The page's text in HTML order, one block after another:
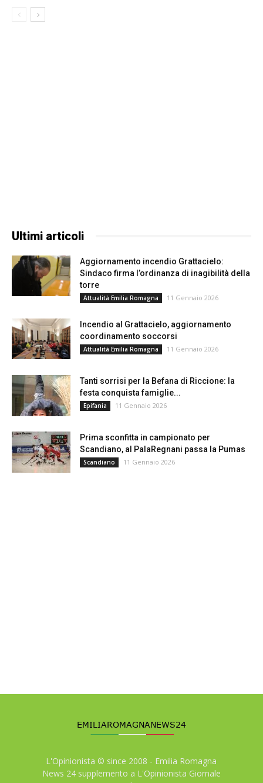
Ultimi articoli
Aggiornamento incendio Grattacielo:
Sindaco firma l’ordinanza di inagibilità della
torre
Attualità Emilia Romagna 11 Gennaio 2026
Incendio al Grattacielo, aggiornamento
coordinamento soccorsi
Attualità Emilia Romagna 11 Gennaio 2026
Tanti sorrisi per la Befana di Riccione: la
festa conquista famiglie...
Epifania 11 Gennaio 2026
Prima sconfitta in campionato per
Scandiano, al PalaRegnani passa la Pumas
Scandiano 11 Gennaio 2026
L'Opinionista © since 2008 - Emilia Romagna
News 24 supplemento a L'Opinionista Giornale